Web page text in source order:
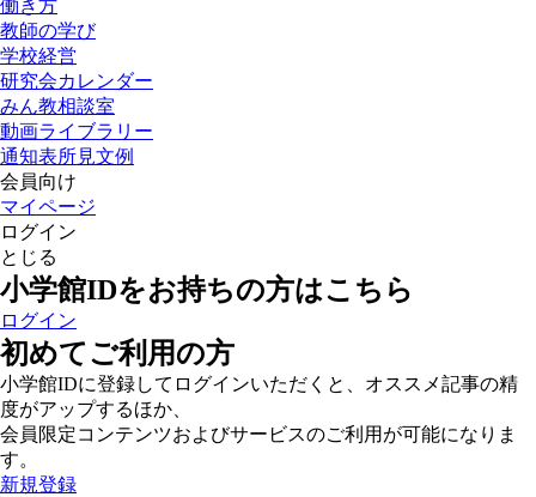
働き方
教師の学び
学校経営
研究会カレンダー
みん教相談室
動画ライブラリー
通知表所見文例
会員向け
マイページ
ログイン
とじる
小学館IDをお持ちの方はこちら
ログイン
初めてご利用の方
小学館IDに登録してログインいただくと、オススメ記事の精
度がアップするほか、
会員限定コンテンツおよびサービスのご利用が可能になりま
す。
新規登録